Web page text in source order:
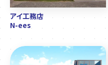
アイ工務店
N-ees